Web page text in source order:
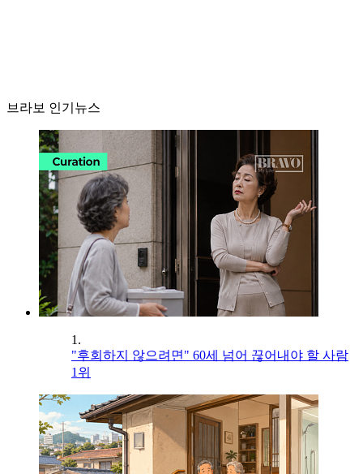
브라보 인기뉴스
1.
"후회하지 않으려면" 60세 넘어 끊어내야 할 사람
1위